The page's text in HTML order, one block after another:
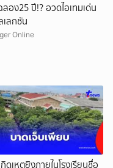
ลอง25 ปี!? อวดไอเทมเด่น
ลกชัน
Online
ดเหตุยิงภายในโรงเรียนชื่อ